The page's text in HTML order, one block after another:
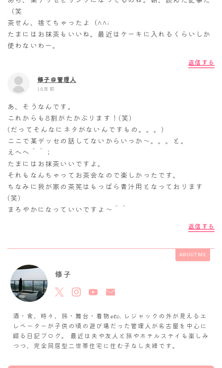
（笑
茶せん、捨てちゃったよ（^^;
たまにはお抹茶もいいね。最近はケーキに入れるくらいしか
使わないわー。
返信する
修子＠管理人
16年前
あ、そうなんです。
これからも8割がたかぶります！(笑)
(だってそんなにネタがないんですもの。。。)
ここで某デッセの話してないからいっか～。。。と。
えへへ＾＾；
たまにはお抹茶いいですよ。
それもなんちゃってお茶会なので楽しかったです。
ちなみに我が家の茶筅はもっぱら青汁用となっております
(笑)
まろやかになっていいですよ～＾＾
返信する
ABOUT ME
修子
酒・食、時々、旅・舞台・着物𝓮𝓽𝓬. レジャックの外が見えるエ
レベーターが子供の頃の遊び場だった管理人が名古屋を中心に
綴る日記ブログ。 最近は夫や友人と旅やホテルステイも楽しみ
つつ、完全同居型二世帯住宅に住む子なし夫婦です。